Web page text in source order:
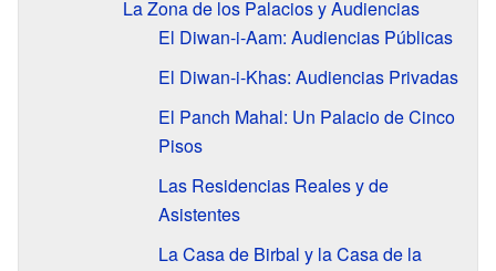
La Zona de los Palacios y Audiencias
El Diwan-i-Aam: Audiencias Públicas
El Diwan-i-Khas: Audiencias Privadas
El Panch Mahal: Un Palacio de Cinco
Pisos
Las Residencias Reales y de
Asistentes
La Casa de Birbal y la Casa de la